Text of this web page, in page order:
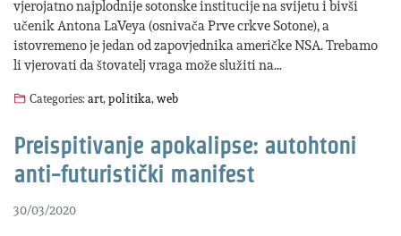
vjerojatno najplodnije sotonske institucije na svijetu i bivši
učenik Antona LaVeya (osnivača Prve crkve Sotone), a
istovremeno je jedan od zapovjednika američke NSA. Trebamo
li vjerovati da štovatelj vraga može služiti na…
Categories:art,politika,web
Preispitivanje apokalipse: autohtoni
anti-futuristički manifest
30/03/2020